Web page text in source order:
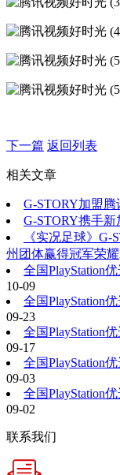
下一篇 返回列表
相关文章
G-STORY加盟腾
G-STORY携手
《实况足球》
州团体赢得冠军荣耀
全国PlayStation
10-09
全国PlayStation
09-23
全国PlayStation
09-17
全国PlayStation
09-03
全国PlayStation
09-02
联系我们